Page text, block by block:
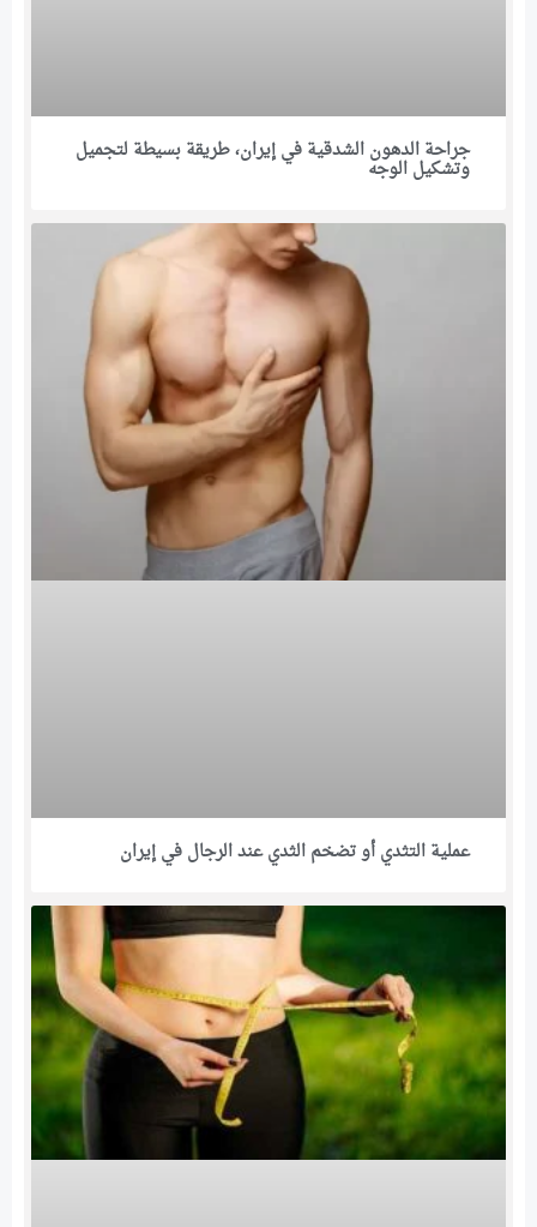
جراحة الدهون الشدقية في إيران، طريقة بسيطة لتجميل
وتشكيل الوجه
عملية التثدي أو تضخم الثدي عند الرجال في إيران